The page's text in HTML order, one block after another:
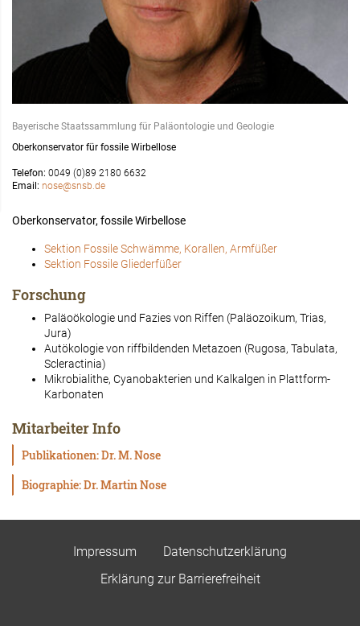
Bayerische Staatssammlung für Paläontologie und Geologie
Oberkonservator für fossile Wirbellose
Telefon: 0049 (0)89 2180 6632
Email: nose@snsb.de
Oberkonservator, fossile Wirbellose
Sektion Fossile Schwämme, Korallen, Armfüßer
Sektion Fossile Gliederfüßer
Forschung
Paläoökologie und Fazies von Riffen (Paläozoikum, Trias,
Jura)
Autökologie von riffbildenden Metazoen (Rugosa, Tabulata,
Scleractinia)
Mikrobialithe, Cyanobakterien und Kalkalgen in Plattform-
Karbonaten
Mitarbeiter Info
Publikationen: Dr. M. Nose
Biographie: Dr. Martin Nose
Impressum
Datenschutzerklärung
Erklärung zur Barrierefreiheit